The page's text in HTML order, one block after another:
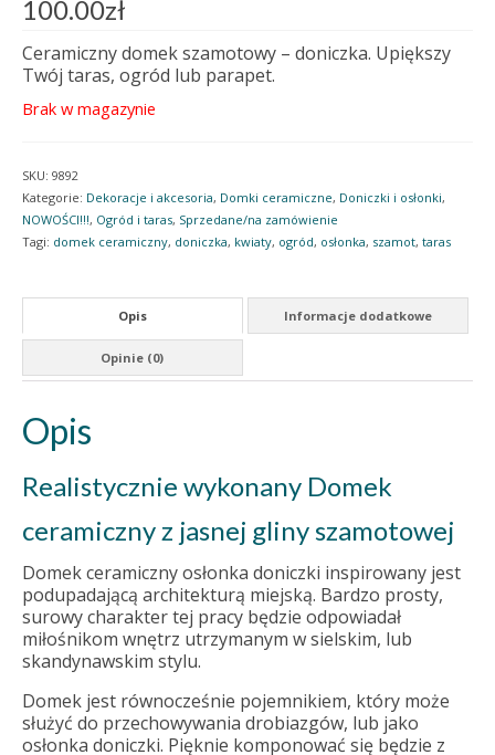
100.00zł
Ceramiczny domek szamotowy – doniczka. Upiększy
Twój taras, ogród lub parapet.
Brak w magazynie
SKU: 9892
Kategorie: Dekoracje i akcesoria, Domki ceramiczne, Doniczki i osłonki,
NOWOŚCI!!!, Ogród i taras, Sprzedane/na zamówienie
Tagi: domek ceramiczny, doniczka, kwiaty, ogród, osłonka, szamot, taras
Opis Informacje dodatkowe
Opinie (0)
Opis
Realistycznie wykonany Domek
ceramiczny z jasnej gliny szamotowej
Domek ceramiczny osłonka doniczki inspirowany jest
podupadającą architekturą miejską. Bardzo prosty,
surowy charakter tej pracy będzie odpowiadał
miłośnikom wnętrz utrzymanym w sielskim, lub
skandynawskim stylu.
Domek jest równocześnie pojemnikiem, który może
służyć do przechowywania drobiazgów, lub jako
osłonka doniczki. Pięknie komponować się będzie z